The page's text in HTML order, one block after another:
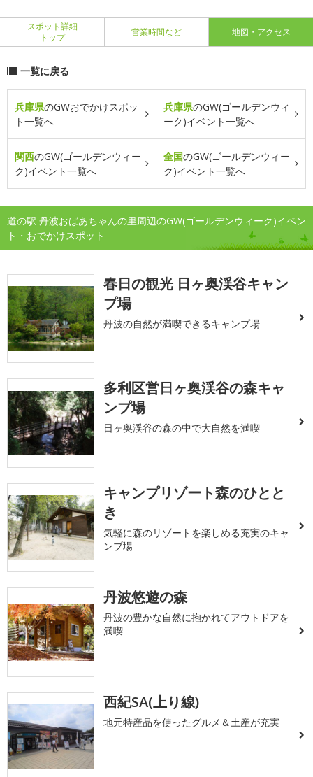
スポット詳細
トップ
営業時間など 地図・アクセス
一覧に戻る
兵庫県のGWおでかけスポッ
ト一覧へ
兵庫県のGW(ゴールデンウィ
ーク)イベント一覧へ
関西のGW(ゴールデンウィー
ク)イベント一覧へ
全国のGW(ゴールデンウィー
ク)イベント一覧へ
道の駅 丹波おばあちゃんの里周辺のGW(ゴールデンウィーク)イベン
ト・おでかけスポット
春日の観光 日ヶ奥渓谷キャン
プ場
丹波の自然が満喫できるキャンプ場
多利区営日ヶ奥渓谷の森キャ
ンプ場
日ヶ奥渓谷の森の中で大自然を満喫
キャンプリゾート森のひとと
き
気軽に森のリゾートを楽しめる充実のキャ
ンプ場
丹波悠遊の森
丹波の豊かな自然に抱かれてアウトドアを
満喫
西紀SA(上り線)
地元特産品を使ったグルメ＆土産が充実